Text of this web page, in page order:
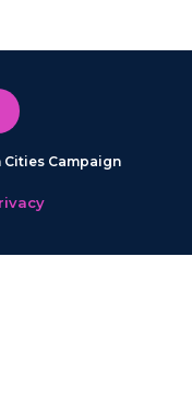
Cities Campaign